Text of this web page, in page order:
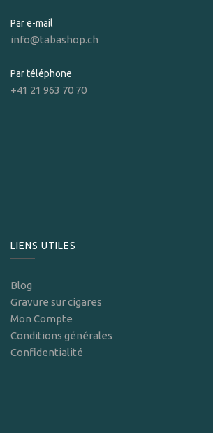
Par e-mail
info@tabashop.ch
Par téléphone
+41 21 963 70 70
LIENS UTILES
Blog
Gravure sur cigares
Mon Compte
Conditions générales
Confidentialité